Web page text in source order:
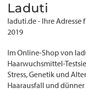
Laduti
laduti.de - Ihre Adresse
2019
Im Online-Shop von
Haarwuchsmittel-
Stress, Genetik und
Haarausfall und